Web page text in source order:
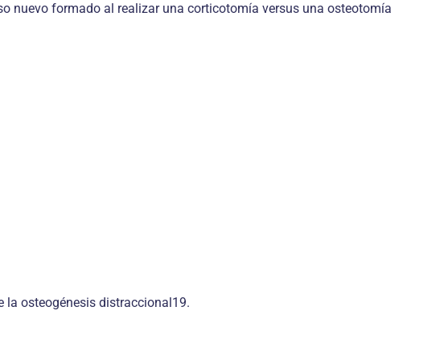
nuevo formado al realizar una corticotomía versus una osteotomía
la osteogénesis distraccional19.